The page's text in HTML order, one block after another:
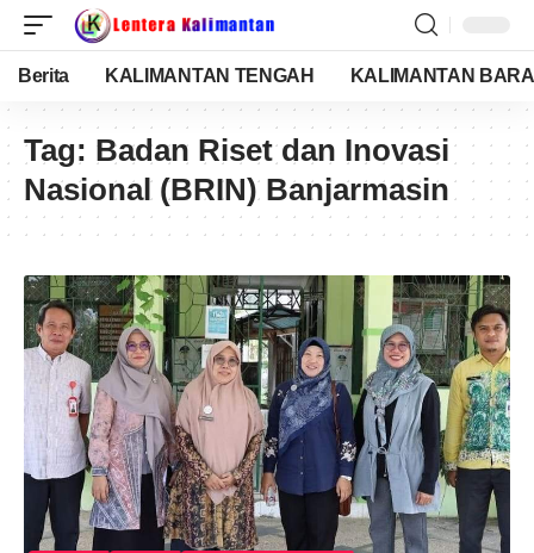
Berita KALIMANTAN TENGAH KALIMANTAN
Tag: Badan Riset dan Inovasi
Nasional (BRIN) Banjarmasin